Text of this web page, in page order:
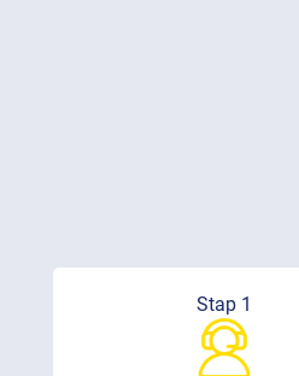
Stap 1